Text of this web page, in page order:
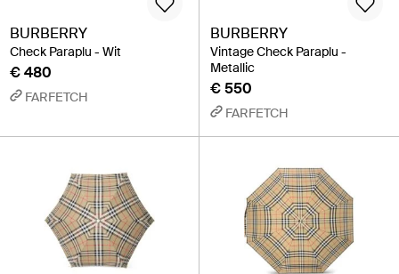
BURBERRY
Check Paraplu - Wit
€ 480
FARFETCH
BURBERRY
Vintage Check Paraplu -
Metallic
€ 550
FARFETCH